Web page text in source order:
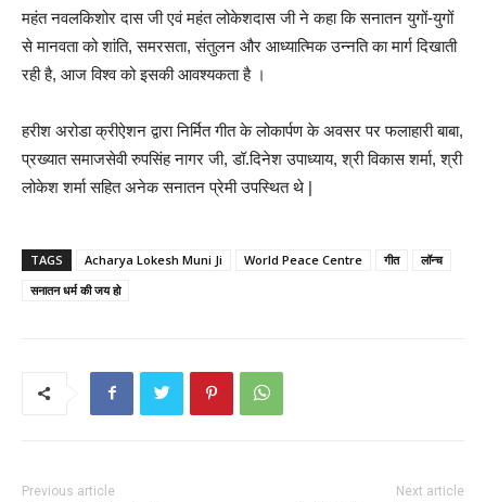
महंत नवलकिशोर दास जी एवं महंत लोकेशदास जी ने कहा कि सनातन युगों-युगों
से मानवता को शांति, समरसता, संतुलन और आध्यात्मिक उन्नति का मार्ग दिखाती
रही है, आज विश्व को इसकी आवश्यकता है ।
हरीश अरोडा क्रीऐशन द्वारा निर्मित गीत के लोकार्पण के अवसर पर फलाहारी बाबा,
प्रख्यात समाजसेवी रुपसिंह नागर जी, डॉ.दिनेश उपाध्याय, श्री विकास शर्मा, श्री
लोकेश शर्मा सहित अनेक सनातन प्रेमी उपस्थित थे |
TAGS Acharya Lokesh Muni Ji World Peace Centre गीत
लॉन्च
सनातन धर्म की जय हो
Previous article Next article